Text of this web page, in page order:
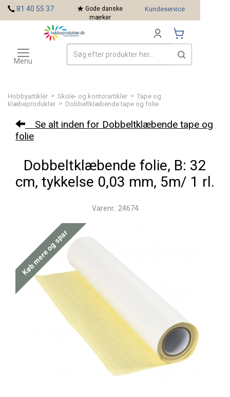
Hobbyartikler > Skole- og kontorartikler > Tape og
klæbeprodukter > Dobbeltklæbende tape og folie
Se alt inden for Dobbeltklæbende tape og
folie
Dobbeltklæbende folie, B: 32
cm, tykkelse 0,03 mm, 5m/ 1 rl.
Varenr.: 24674
Køb mere og spar
81 40 55 37
Gode danske
mærker
Kundeservice
Toggle
navigation
Menu
Mærker